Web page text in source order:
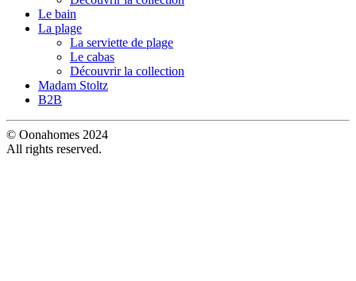
Le bain
La plage
La serviette de plage
Le cabas
Découvrir la collection
Madam Stoltz
B2B
© Oonahomes 2024
All rights reserved.